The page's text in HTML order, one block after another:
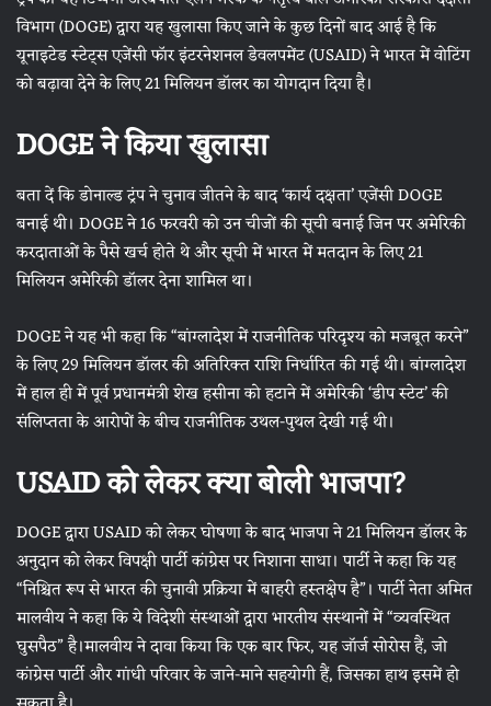
विभाग (DOGE) द्वारा यह खुलासा किए जाने के कुछ दिनों बाद आई है कि
यूनाइटेड स्टेट्स एजेंसी फॉर इंटरनेशनल डेवलपमेंट (USAID) ने भारत में वोटिंग
को बढ़ावा देने के लिए 21 मिलियन डॉलर का योगदान दिया है।
DOGE ने किया खुलासा
बता दें कि डोनाल्ड ट्रंप ने चुनाव जीतने के बाद ‘कार्य दक्षता’ एजेंसी DOGE
बनाई थी। DOGE ने 16 फरवरी को उन चीजों की सूची बनाई जिन पर अमेरिकी
करदाताओं के पैसे खर्च होते थे और सूची में भारत में मतदान के लिए 21
मिलियन अमेरिकी डॉलर देना शामिल था।
DOGE ने यह भी कहा कि “बांग्लादेश में राजनीतिक परिदृश्य को मजबूत करने”
के लिए 29 मिलियन डॉलर की अतिरिक्त राशि निर्धारित की गई थी। बांग्लादेश
में हाल ही में पूर्व प्रधानमंत्री शेख हसीना को हटाने में अमेरिकी ‘डीप स्टेट’ की
संलिप्तता के आरोपों के बीच राजनीतिक उथल-पुथल देखी गई थी।
USAID को लेकर क्या बोली भाजपा?
DOGE द्वारा USAID को लेकर घोषणा के बाद भाजपा ने 21 मिलियन डॉलर के
अनुदान को लेकर विपक्षी पार्टी कांग्रेस पर निशाना साधा। पार्टी ने कहा कि यह
“निश्चित रूप से भारत की चुनावी प्रक्रिया में बाहरी हस्तक्षेप है”। पार्टी नेता अमित
मालवीय ने कहा कि ये विदेशी संस्थाओं द्वारा भारतीय संस्थानों में “व्यवस्थित
घुसपैठ” है।मालवीय ने दावा किया कि एक बार फिर, यह जॉर्ज सोरोस हैं, जो
कांग्रेस पार्टी और गांधी परिवार के जाने-माने सहयोगी हैं, जिसका हाथ इसमें हो